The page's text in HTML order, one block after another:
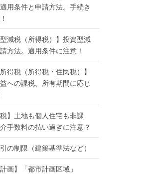
用条件と申請方法。手続き
型減税（所得税）】投資型減
方法。適用条件に注意！
所得税（所得税・住民税）】
への課税。所有期間に応じ
税】土地も個人住宅も非課
手数料の払い過ぎに注意？
の制限（建築基準法など）
計画】「都市計画区域」